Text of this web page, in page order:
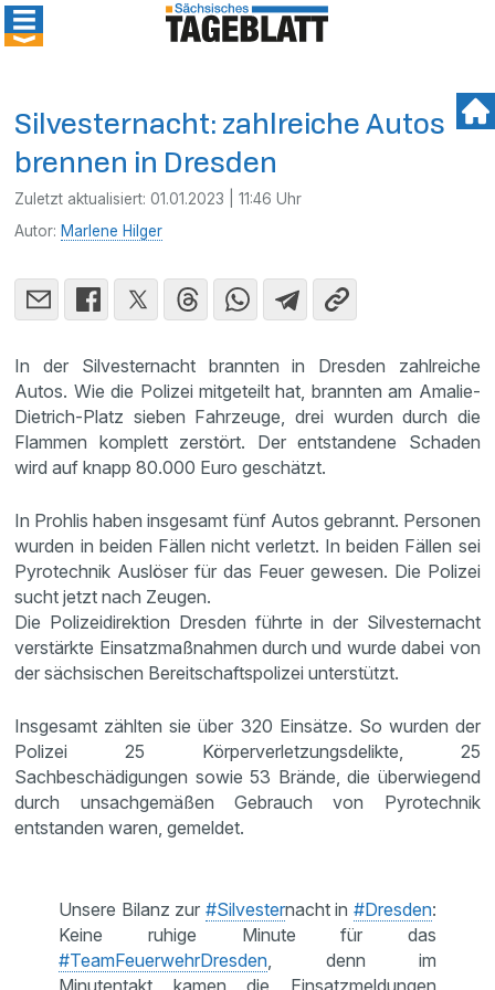
Silvesternacht: zahlreiche Autos
brennen in Dresden
Zuletzt aktualisiert:01.01.2023 | 11:46 Uhr
Autor: Marlene Hilger
In der Silvesternacht brannten in Dresden zahlreiche
Autos. Wie die Polizei mitgeteilt hat, brannten am Amalie-
Dietrich-Platz sieben Fahrzeuge, drei wurden durch die
Flammen komplett zerstört. Der entstandene Schaden
wird auf knapp 80.000 Euro geschätzt.
In Prohlis haben insgesamt fünf Autos gebrannt. Personen
wurden in beiden Fällen nicht verletzt. In beiden Fällen sei
Pyrotechnik Auslöser für das Feuer gewesen. Die Polizei
sucht jetzt nach Zeugen.
Die Polizeidirektion Dresden führte in der Silvesternacht
verstärkte Einsatzmaßnahmen durch und wurde dabei von
der sächsischen Bereitschaftspolizei unterstützt.
Insgesamt zählten sie über 320 Einsätze. So wurden der
Polizei 25 Körperverletzungsdelikte, 25
Sachbeschädigungen sowie 53 Brände, die überwiegend
durch unsachgemäßen Gebrauch von Pyrotechnik
entstanden waren, gemeldet.
Unsere Bilanz zur #Silvesternacht in #Dresden:
Keine ruhige Minute für das
#TeamFeuerwehrDresden, denn im
Minutentakt kamen die Einsatzmeldungen